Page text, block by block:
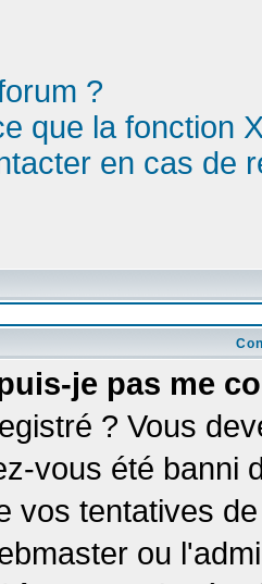
?
que la fonction
en cas de
je pas me
? Vous
vous été banni
vos tentatives
ou